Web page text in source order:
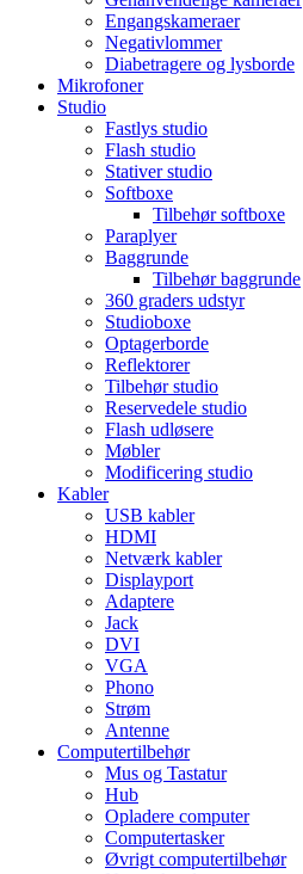
Engangskameraer
Negativlommer
Diabetragere og lysborde
Mikrofoner
Studio
Fastlys studio
Flash studio
Stativer studio
Softboxe
Tilbehør softboxe
Paraplyer
Baggrunde
Tilbehør baggrunde
360 graders udstyr
Studioboxe
Optagerborde
Reflektorer
Tilbehør studio
Reservedele studio
Flash udløsere
Møbler
Modificering studio
Kabler
USB kabler
HDMI
Netværk kabler
Displayport
Adaptere
Jack
DVI
VGA
Phono
Strøm
Antenne
Computertilbehør
Mus og Tastatur
Hub
Opladere computer
Computertasker
Øvrigt computertilbehør